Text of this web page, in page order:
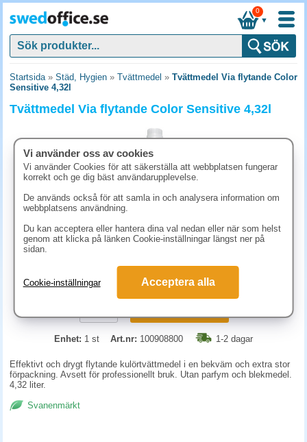
▼
0
Startsida» Städ, Hygien » Tvättmedel » Tvättmedel Via flytande Color
Sensitive 4,32l
Tvättmedel Via flytande Color Sensitive 4,32l
498.80 kr (inkl. moms)
Enhet: 1 st Art.nr: 100908800 1-2 dagar
Effektivt och drygt flytande kulörtvättmedel i en bekväm och extra stor
förpackning. Avsett för professionellt bruk. Utan parfym och blekmedel.
4,32 liter.
Svanenmärkt
Vi använder oss av cookies
Vi använder Cookies för att säkerställa att webbplatsen fungerar
korrekt och ge dig bäst användarupplevelse.
De används också för att samla in och analysera information om
webbplatsens användning.
Du kan acceptera eller hantera dina val nedan eller när som helst
genom att klicka på länken Cookie-inställningar längst ner på
sidan.
Cookie-inställningar Acceptera alla